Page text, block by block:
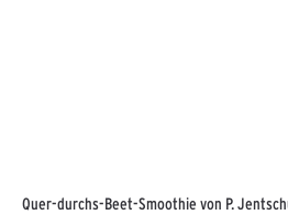
Quer-durchs-Beet-Smoothie von P.